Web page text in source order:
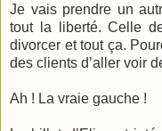
Je vais prendre un
tout la liberté. Celle
divorcer et tout ça.
des clients d’aller voir
Ah ! La vraie gauche !